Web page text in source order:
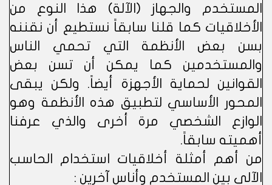
المستخدم والجهاز (الآلة) هذا النوع من
الأخلاقيات كما قلنا سابقاً نستطيع أن نقننه
بسن بعض الأنظمة التي تحمي الناس
والمستخدمين كما يمكن أن تسن بعض
القوانين لحماية الأجهزة أيضاً. ولكن يبقى
المحور الأساسي لتطبيق هذه الأنظمة وهو
الوازع الشخصي مرة أخرى والذي عرفنا
أهميته سابقاً.
من أهم أمثلة أخلاقيات استخدام الحاسب
الآلي بين المستخدم وأناس آخرين :